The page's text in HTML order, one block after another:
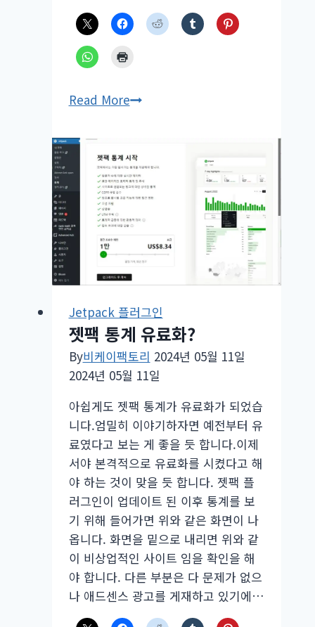
다
Read More워
레
스
추
플
러
그
인
–
젯
팩
플
러
그
인
Jetpack 플러그인
젯팩 통계 유료화?
By비케이팩토리 2024년 05월 11일
2024년 05월 11일
아쉽게도 젯팩 통계가 유료화가 되었습
니다.엄밀히 이야기하자면 예전부터 유
료였다고 보는 게 좋을 듯 합니다.이제
서야 본격적으로 유료화를 시켰다고 해
야 하는 것이 맞을 듯 합니다. 젯팩 플
러그인이 업데이트 된 이후 통계를 보
기 위해 들어가면 위와 같은 화면이 나
옵니다. 화면을 밑으로 내리면 위와 같
이 비상업적인 사이트 임을 확인을 해
야 합니다. 다른 부분은 다 문제가 없으
나 애드센스 광고를 게재하고 있기에…